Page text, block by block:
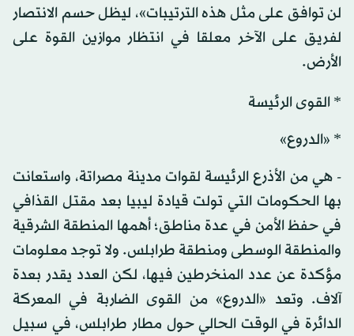
لن توافق على مثل هذه الترتيبات»، ليظل حسم الانتصار
لفريق على الآخر معلقا في انتظار موازين القوة على
الأرض.
* القوى الرئيسة
* «الدروع»
- هي من الأذرع الرئيسة لقوات مدينة مصراتة، واستعانت
بها الحكومات التي تولت قيادة ليبيا بعد مقتل القذافي
في حفظ الأمن في عدة مناطق؛ أهمها المنطقة الشرقية
والمنطقة الوسطى ومنطقة طرابلس. ولا توجد معلومات
مؤكدة عن عدد المنخرطين فيها، لكن العدد يقدر بعدة
آلاف. وتعد «الدروع» من القوى الضاربة في المعركة
الدائرة في الوقت الحالي حول مطار طرابلس، في سبيل